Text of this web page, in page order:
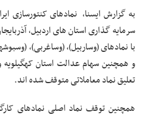
به گزارش ایسنا، نمادهای کنتورسازی
سرمایه گذاری استان های اردبیل،
با نمادهای (وساربیل)، (وساغربی)،
و همچنین سهام عدالت استان کهگیلویه
تعلیق نماد معاملاتی متوقف شده اند.
همچنین توقف نماد اصلی نمادهای